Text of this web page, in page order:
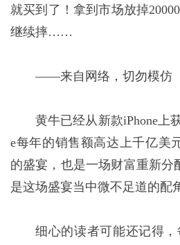
就买到了！拿到市场放掉
继续摔……
——来自网络，切勿模仿
黄牛已经从新款iPhone上
e每年的销售额高达上千亿美
的盛宴，也是一场财富重新分
是这场盛宴当中微不足道的配
细心的读者可能还记得